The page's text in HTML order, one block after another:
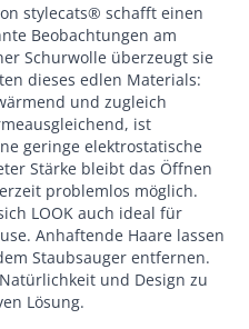
stylecats® schafft einen
Beobachtungen am
Schurwolle überzeugt sie
dieses edlen Materials:
und zugleich
ist
geringe elektrostatische
Stärke bleibt das Öffnen
problemlos möglich.
LOOK auch ideal für
Anhaftende Haare lassen
Staubsauger entfernen.
und Design zu
Lösung.